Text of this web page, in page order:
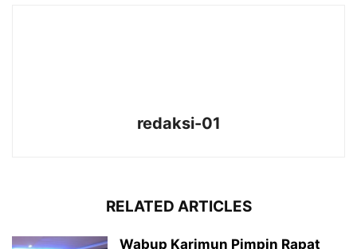
redaksi-01
RELATED ARTICLES
Wabup Karimun Pimpin Rapat